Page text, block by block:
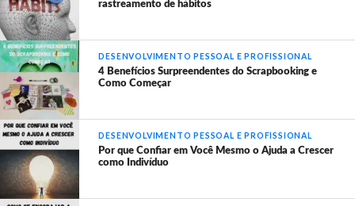
rastreamento de hábitos
DESENVOLVIMENTO PESSOAL E PROFISSIONAL
4 Benefícios Surpreendentes do Scrapbooking e
Como Começar
DESENVOLVIMENTO PESSOAL E PROFISSIONAL
Por que Confiar em Você Mesmo o Ajuda a Crescer
como Indivíduo